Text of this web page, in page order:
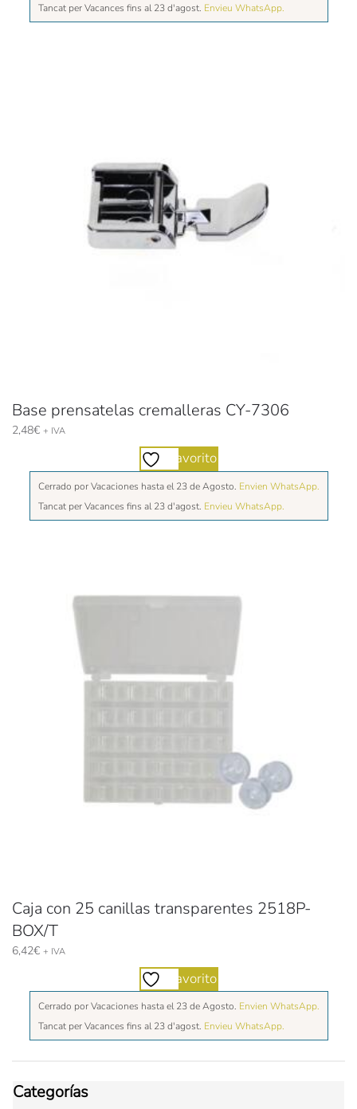
Tancat per Vacances fins al 23 d'agost. Envieu WhatsApp.
Base prensatelas cremalleras CY-7306
2,48€ + IVA
Favorito
Cerrado por Vacaciones hasta el 23 de Agosto. Envien WhatsApp.
Tancat per Vacances fins al 23 d'agost. Envieu WhatsApp.
Caja con 25 canillas transparentes 2518P-
BOX/T
6,42€ + IVA
Favorito
Cerrado por Vacaciones hasta el 23 de Agosto. Envien WhatsApp.
Tancat per Vacances fins al 23 d'agost. Envieu WhatsApp.
Categorías